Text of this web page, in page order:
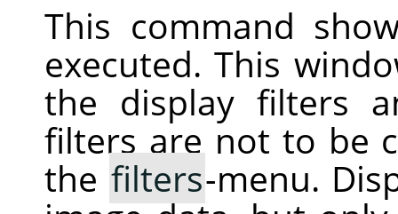
This command
executed. This
the display filters
filters are not to be
the filters-menu.